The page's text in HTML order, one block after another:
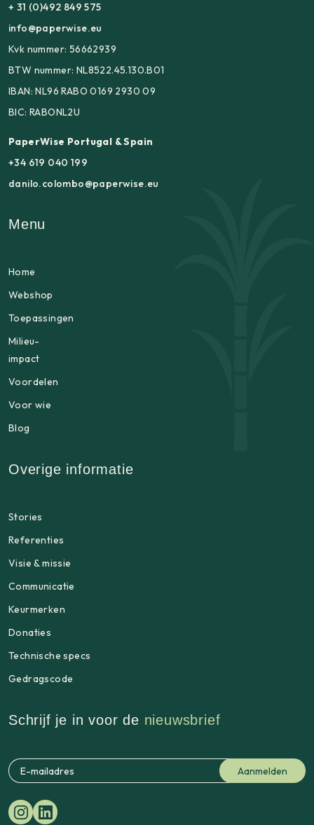
+ 31 (0)492 849 575
info@paperwise.eu
Kvk nummer: 56662939
BTW nummer: NL8522.45.130.B01
IBAN: NL96 RABO 0169 2930 09
BIC: RABONL2U
PaperWise Portugal & Spain
+34 619 040 199
danilo.colombo@paperwise.eu
Menu
Home
Webshop
Toepassingen
Milieu-
impact
Voordelen
Voor wie
Blog
Overige informatie
Stories
Referenties
Visie & missie
Communicatie
Keurmerken
Donaties
Technische specs
Gedragscode
Schrijf je in voor de nieuwsbrief